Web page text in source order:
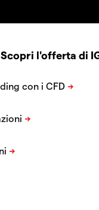
Scopri l'offerta di